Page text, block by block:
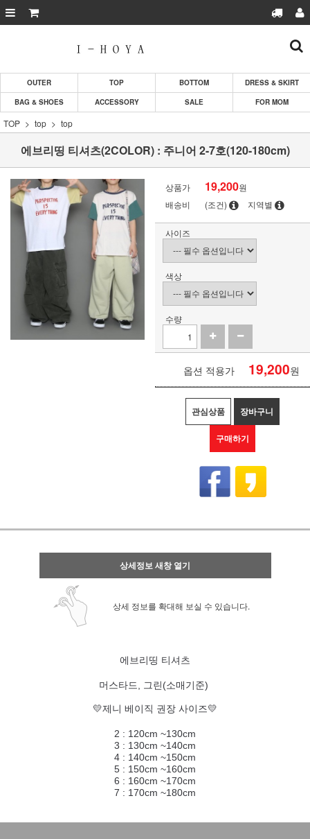
OUTER TOP BOTTOM
DRESS & SKIRT
BAG & SHOES
ACCESSORY SALE FOR MOM
TOP top top
에브리띵 티셔츠(2COLOR) : 주니어 2-7호(120-180cm)
상품가 19,200원
배송비
(조건) 지역별
사이즈
색상
수량
옵션 적용가 19,200원
관심상품 장바구니
구매하기
상세정보 새창 열기
상세 정보를 확대해 보실 수 있습니다.
에브리띵 티셔츠
머스타드, 그린(소매기준)
💛제니 베이직 권장 사이즈💛
2 : 120cm ~130cm
3 : 130cm ~140cm
4 : 140cm ~150cm
5 : 150cm ~160cm
6 : 160cm ~170cm
7 : 170cm ~180cm